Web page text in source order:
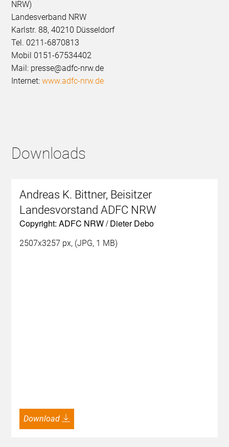
NRW)
Landesverband NRW
Karlstr. 88, 40210 Düsseldorf
Tel. 0211-6870813
Mobil 0151-67534402
Mail: presse@adfc-nrw.de
Internet:www.adfc-nrw.de
Downloads
Andreas K. Bittner, Beisitzer
Landesvorstand ADFC NRW
Copyright: ADFC NRW / Dieter Debo
2507x3257 px, (JPG, 1 MB)
Download